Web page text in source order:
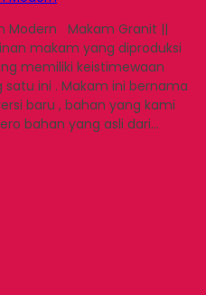
Modern Makam Granit ||
makam yang diproduksi
memiliki keistimewaan
ini . Makam ini bernama
baru , bahan yang kami
bahan yang asli dari…